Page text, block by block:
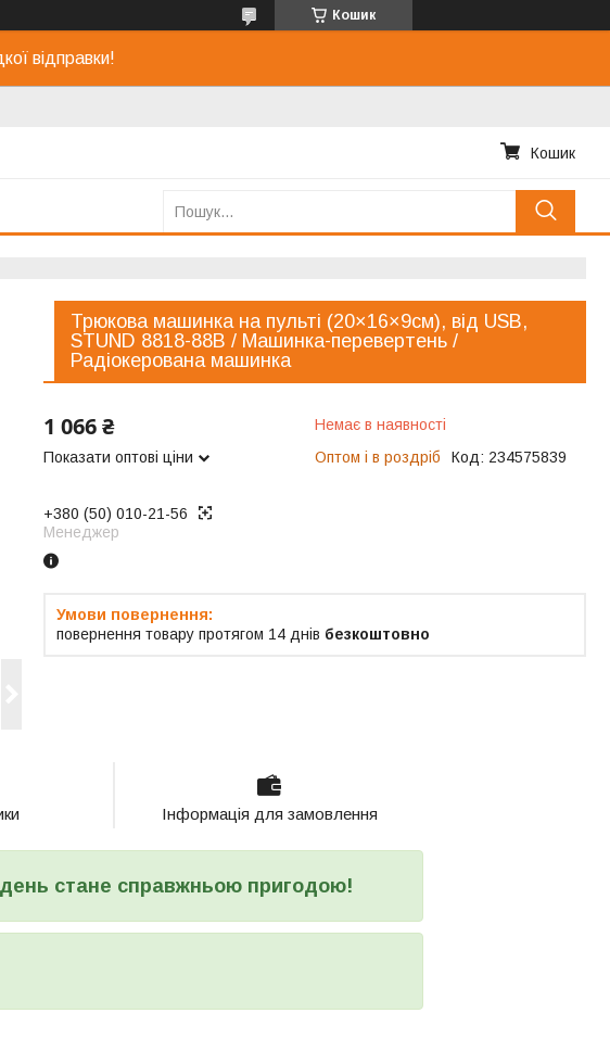
Кошик
відправки!
Кошик
Трюкова машинка на пульті (20×16×9см), від USB,
STUND 8818-88B / Машинка-перевертень /
Радіокерована машинка
1 066 ₴
Показати оптові ціни
Немає в наявності
Оптом і в роздріб
Код: 234575839
+380 (50) 010-21-56
Менеджер
повернення товару протягом 14 днів безкоштовно
Інформація для замовлення
стане справжньою пригодою!